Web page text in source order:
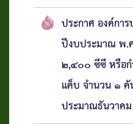
ประกาศ องค์กา
ปีงบประมาณ พ.
๒,๔๐๐ ซีซี หรือก
แค็บ จำนวน ๑
ประมาณธันวาค